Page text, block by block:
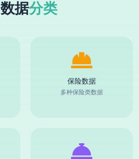
数据分类
保险数据
多种保险类数据